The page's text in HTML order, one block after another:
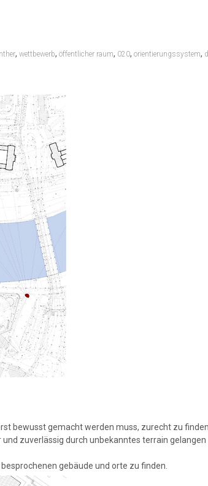
,wettbewerb,öffentlicher raum, 020,orientierungssystem,
bewusst gemacht werden muss, zurecht zu
zuverlässig durch unbekanntes terrain gelangen
gebäude und orte zu finden.